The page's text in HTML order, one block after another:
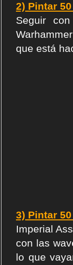
2) Pintar
Seguir
que está
3) Pintar
Imperial
con las
lo que